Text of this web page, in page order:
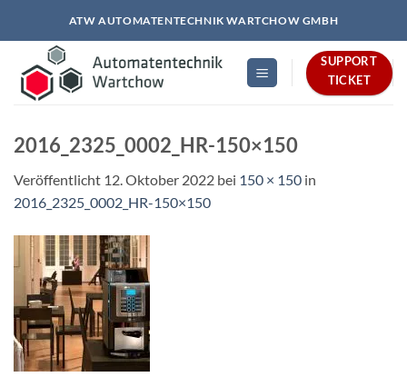
springen
ATW AUTOMATENTECHNIK WARTCHOW GMBH
SUPPORT
TICKET
2016_2325_0002_HR-150×150
Veröffentlicht 12. Oktober 2022 bei 150 × 150 in
2016_2325_0002_HR-150×150